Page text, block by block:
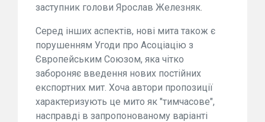
заступник голови Ярослав Железняк.
Серед інших аспектів, нові мита також є
порушенням Угоди про Асоціацію з
Європейським Союзом, яка чітко
забороняє введення нових постійних
експортних мит. Хоча автори пропозиції
характеризують це мито як "тимчасове",
насправді в запропонованому варіанті